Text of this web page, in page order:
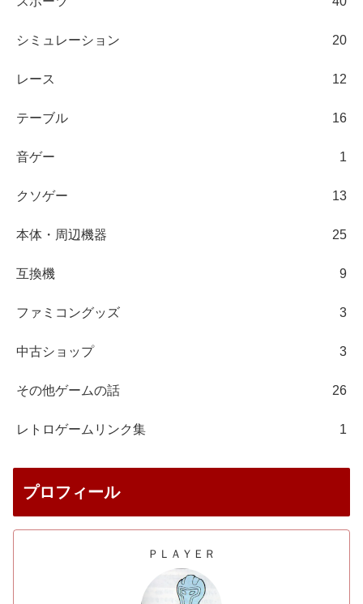
シミュレーション 20
レース 12
テーブル 16
音ゲー 1
クソゲー 13
本体・周辺機器 25
互換機 9
ファミコングッズ 3
中古ショップ 3
その他ゲームの話 26
レトロゲームリンク集 1
プロフィール
ＰＬＡＹＥＲ